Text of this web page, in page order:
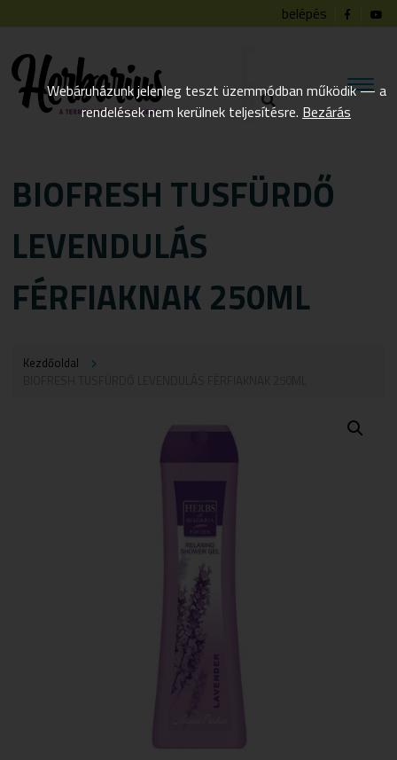
belépés
BIOFRESH TUSFÜRDŐ
LEVENDULÁS
FÉRFIAKNAK 250ML
Kezdőoldal
Webáruházunk jelenleg teszt üzemmódban működik — a
rendelések nem kerülnek teljesítésre. Bezárás